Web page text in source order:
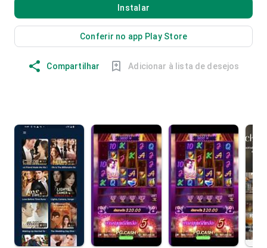
Instalar
Conferir no app Play Store
Compartilhar Adicionar à lista de desejos